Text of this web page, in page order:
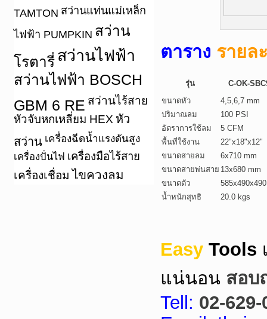
TAMTON สว่านแท่นแม่เหล็ก
ไฟฟ้า PUMPKIN สว่าน
โรตารี่ สว่านไฟฟ้า
สว่านไฟฟ้า BOSCH
GBM 6 RE สว่านไร้สาย
หัวจับหกเหลี่ยม HEX หัว
สว่าน เครื่องฉีดน้ำแรงดันสูง
เครื่องปั่นไฟ เครื่องมือไร้สาย
เครื่องเชื่อม ไขควงลม
ตาราง รายล
รุ่น
C-OK-
ขนาดหัว
4,5,6,7 mm
ปริมาณลม
100 PSI
อัตราการใช้ลม
5 CFM
พื้นที่ใช้งาน
22"x18"x12"
ขนาดสายลม
6x710 mm
ขนาดสายพ่นสาย 13x680 mm
ขนาดตัว
น้ำหนักสุทธิ
20.0 kgs
Easy Tools
แน่นอน สอบ
Tell: 02-629-